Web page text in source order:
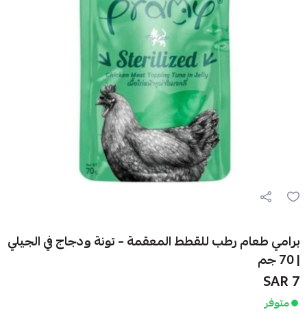
برامي طعام رطب للقطط المعقمة – تونة ودجاج في الجيلي
| 70 جم
7 SAR
متوفر